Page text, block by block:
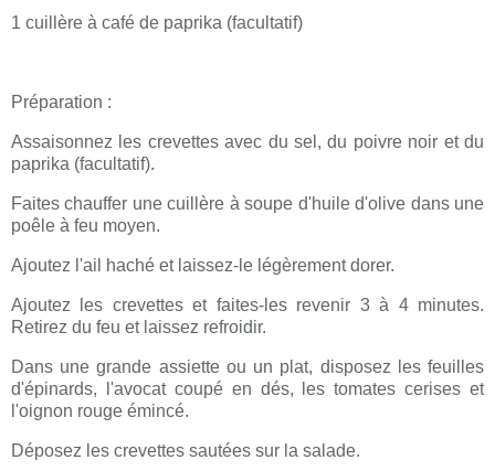
1 cuillère à café de paprika (facultatif)
Préparation :
Assaisonnez les crevettes avec du sel, du poivre noir et du
paprika (facultatif).
Faites chauffer une cuillère à soupe d'huile d'olive dans une
poêle à feu moyen.
Ajoutez l'ail haché et laissez-le légèrement dorer.
Ajoutez les crevettes et faites-les revenir 3 à 4 minutes.
Retirez du feu et laissez refroidir.
Dans une grande assiette ou un plat, disposez les feuilles
d'épinards, l'avocat coupé en dés, les tomates cerises et
l'oignon rouge émincé.
Déposez les crevettes sautées sur la salade.